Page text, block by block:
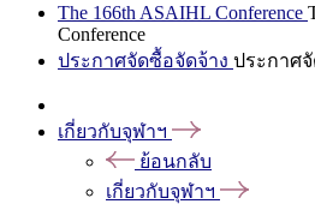
The 166th ASAIHL Conference
Conference
ประกาศจัดซื้อจัดจ้าง ประกาศ
เกี่ยวกับจุฬาฯ
ย้อนกลับ
เกี่ยวกับจุฬาฯ